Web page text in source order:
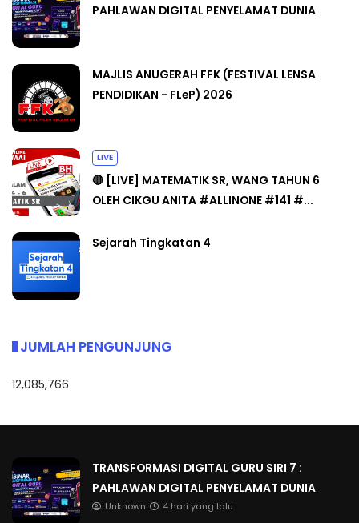
PAHLAWAN DIGITAL PENYELAMAT DUNIA
MAJLIS ANUGERAH FFK (FESTIVAL LENSA
PENDIDIKAN - FLeP) 2026
LIVE
🔴 [LIVE] MATEMATIK SR, WANG TAHUN 6
OLEH CIKGU ANITA #ALLINONE #141 #...
Sejarah Tingkatan 4
JUMLAH PENGUNJUNG
12,085,766
TRANSFORMASI DIGITAL GURU SIRI 7 :
PAHLAWAN DIGITAL PENYELAMAT DUNIA
Unknown 4 hari yang lalu